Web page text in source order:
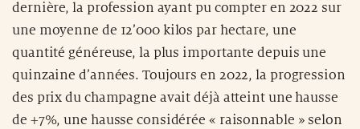
dernière, la profession ayant pu compter en 2022 sur
une moyenne de 12’000 kilos par hectare, une
quantité généreuse, la plus importante depuis une
quinzaine d’années. Toujours en 2022, la progression
des prix du champagne avait déjà atteint une hausse
de +7%, une hausse considérée « raisonnable » selon